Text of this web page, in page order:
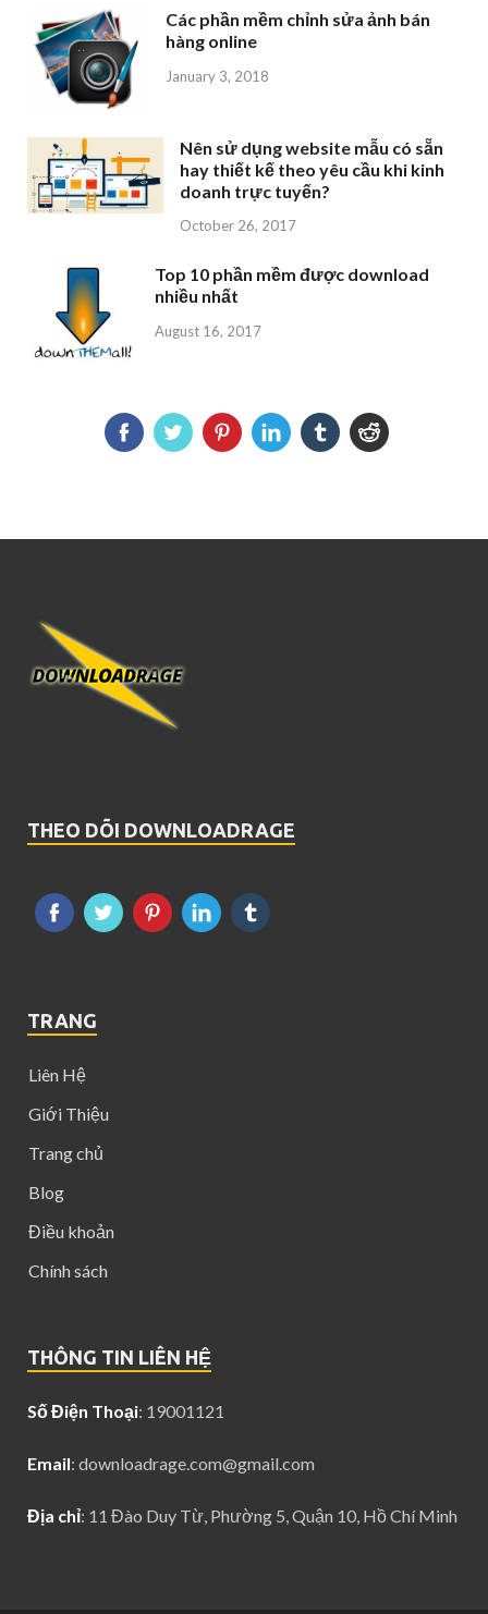
Các phần mềm chỉnh sửa ảnh bán
hàng online
January 3, 2018
Nên sử dụng website mẫu có sẵn
hay thiết kế theo yêu cầu khi kinh
doanh trực tuyến?
October 26, 2017
Top 10 phần mềm được download
nhiều nhất
August 16, 2017
THEO DÕI DOWNLOADRAGE
TRANG
Liên Hệ
Giới Thiệu
Trang chủ
Blog
Điều khoản
Chính sách
THÔNG TIN LIÊN HỆ
Số Điện Thoại: 19001121
Email: downloadrage.com@gmail.com
Địa chỉ: 11 Đào Duy Từ, Phường 5, Quận 10, Hồ Chí Minh